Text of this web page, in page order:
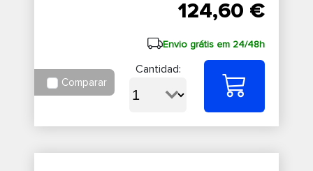
124,60 €
Envio grátis em 24/48h
Comparar
Cantidad: